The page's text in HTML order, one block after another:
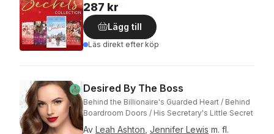
287 kr
Lägg till
Läs direkt efter köp
Desired By The Boss
Behind the Billionaire's Guarded Heart / Behind
Boardroom Doors / His Secretary's Little Secret
Av Leah Ashton Jennifer Lewis m. fl.